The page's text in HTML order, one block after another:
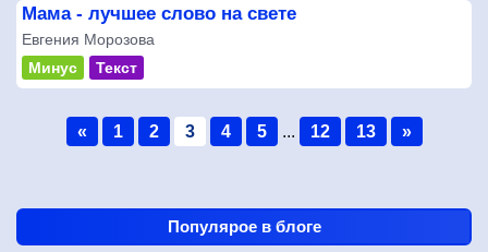
Мама - лучшее слово на свете
Евгения Морозова
Минус
Текст
« 1 2 3 4 5 ... 12 13 »
Популярое в блоге